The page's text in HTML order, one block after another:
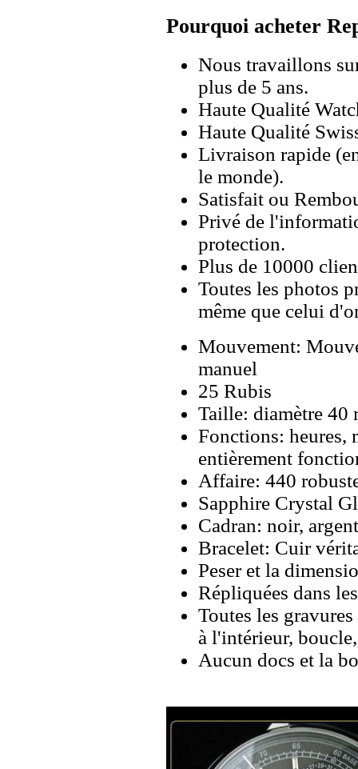
Pourquoi acheter
Nous travaillons
plus de 5 ans.
Haute Qualité
Haute Qualité
Livraison rapide
le monde).
Satisfait ou
Privé de
protection.
Plus de 10000
Toutes les photos
même que celui
Mouvement:
manuel
25 Rubis
Taille: diamètre 40
Fonctions: heures,
entièrement
Affaire: 440
Sapphire Crystal
Cadran: noir,
Bracelet: Cuir
Peser et la
Répliquées dans
Toutes les
à l'intérieur,
Aucun docs et la